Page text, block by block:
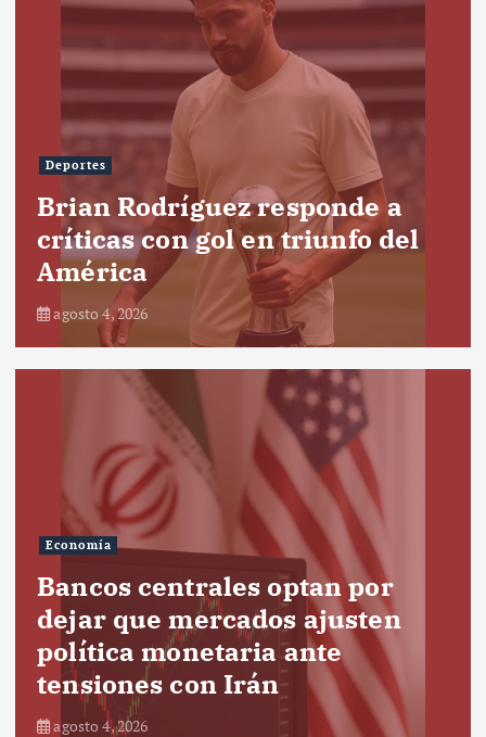
Deportes
Brian Rodríguez responde a
críticas con gol en triunfo del
América
agosto 4, 2026
Economía
Bancos centrales optan por
dejar que mercados ajusten
política monetaria ante
tensiones con Irán
agosto 4, 2026